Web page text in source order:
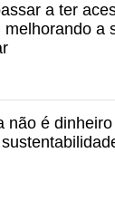
a ter
melhorando a
não é